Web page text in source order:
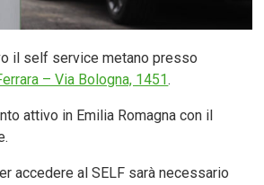
il self service metano presso
– Via Bologna, 1451.
attivo in Emilia Romagna con il
accedere al SELF sarà necessario